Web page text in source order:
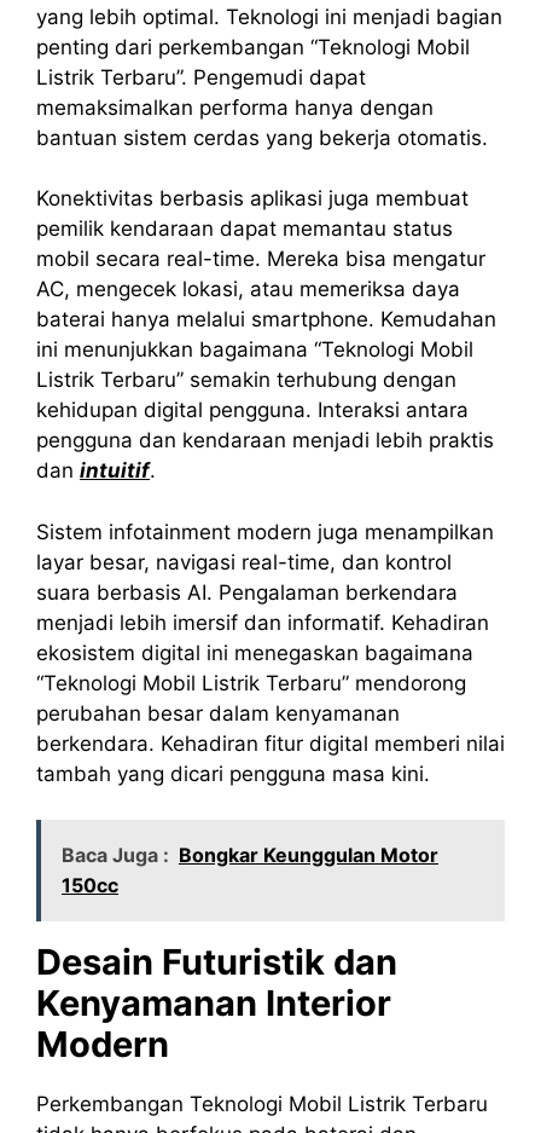
yang lebih optimal. Teknologi ini menjadi bagian
penting dari perkembangan “Teknologi Mobil
Listrik Terbaru”. Pengemudi dapat
memaksimalkan performa hanya dengan
bantuan sistem cerdas yang bekerja otomatis.
Konektivitas berbasis aplikasi juga membuat
pemilik kendaraan dapat memantau status
mobil secara real-time. Mereka bisa mengatur
AC, mengecek lokasi, atau memeriksa daya
baterai hanya melalui smartphone. Kemudahan
ini menunjukkan bagaimana “Teknologi Mobil
Listrik Terbaru” semakin terhubung dengan
kehidupan digital pengguna. Interaksi antara
pengguna dan kendaraan menjadi lebih praktis
dan intuitif.
Sistem infotainment modern juga menampilkan
layar besar, navigasi real-time, dan kontrol
suara berbasis AI. Pengalaman berkendara
menjadi lebih imersif dan informatif. Kehadiran
ekosistem digital ini menegaskan bagaimana
“Teknologi Mobil Listrik Terbaru” mendorong
perubahan besar dalam kenyamanan
berkendara. Kehadiran fitur digital memberi nilai
tambah yang dicari pengguna masa kini.
Baca Juga : Bongkar Keunggulan Motor
150cc
Desain Futuristik dan
Kenyamanan Interior
Modern
Perkembangan Teknologi Mobil Listrik Terbaru